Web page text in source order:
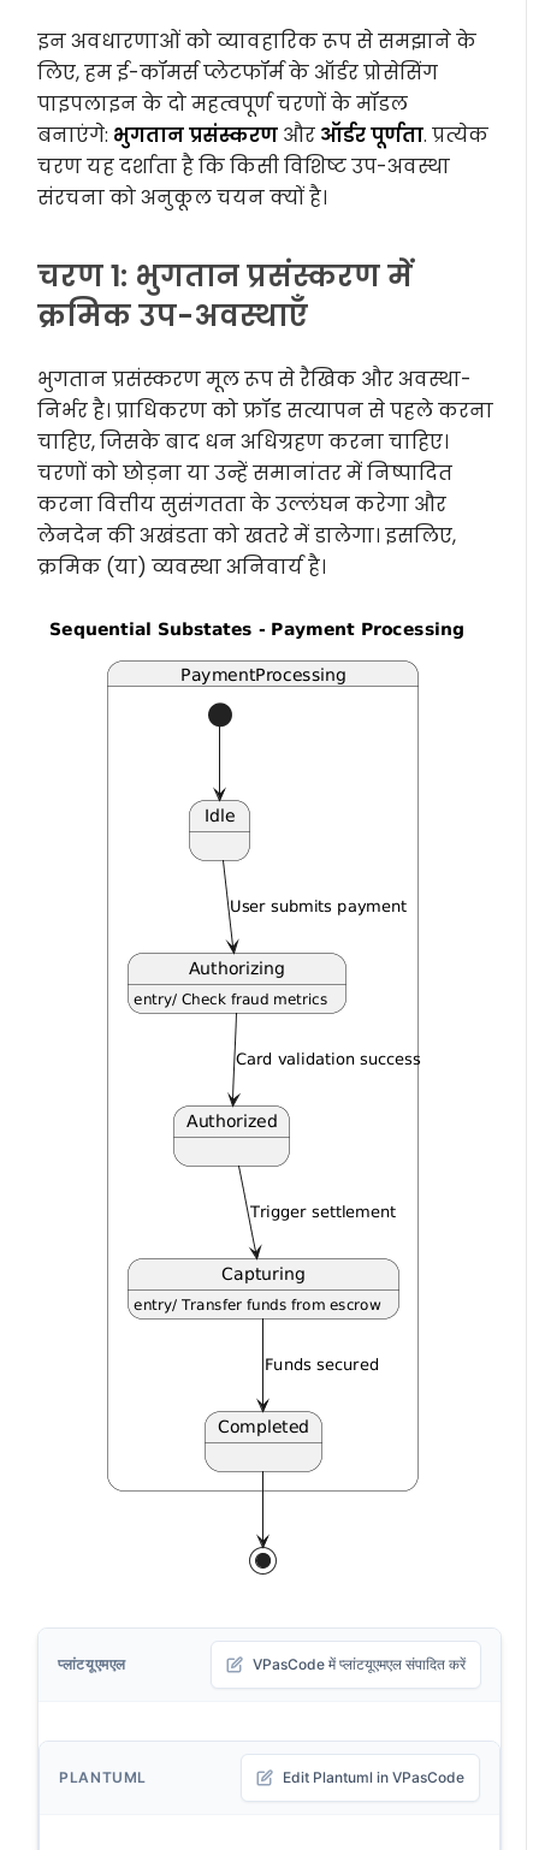
इन अवधारणाओं को व्यावहारिक रूप से समझाने के
लिए, हम ई-कॉमर्स प्लेटफॉर्म के ऑर्डर प्रोसेसिंग
पाइपलाइन के दो महत्वपूर्ण चरणों के मॉडल
बनाएंगे: भुगतान प्रसंस्करण और ऑर्डर पूर्णता. प्रत्येक
चरण यह दर्शाता है कि किसी विशिष्ट उप-अवस्था
संरचना को अनुकूल चयन क्यों है।
चरण 1: भुगतान प्रसंस्करण में
क्रमिक उप-अवस्थाएँ
भुगतान प्रसंस्करण मूल रूप से रैखिक और अवस्था-
निर्भर है। प्राधिकरण को फ्रॉड सत्यापन से पहले करना
चाहिए, जिसके बाद धन अधिग्रहण करना चाहिए।
चरणों को छोड़ना या उन्हें समानांतर में निष्पादित
करना वित्तीय सुसंगतता के उल्लंघन करेगा और
लेनदेन की अखंडता को खतरे में डालेगा। इसलिए,
क्रमिक (या) व्यवस्था अनिवार्य है।
प्लांटयूएमएल VPasCode में प्लांटयूएमएल संपादित करें
PLANTUML Edit Plantuml in VPasCode